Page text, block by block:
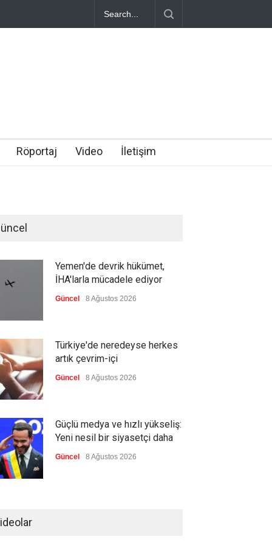
Röportaj Video İletişim
Yemen'de devrik hükümet,
İHA'larla mücadele ediyor
Güncel 8 Ağustos 2026
Türkiye'de neredeyse herkes
artık çevrim-içi
Güncel 8 Ağustos 2026
Güçlü medya ve hızlı yükseliş:
Yeni nesil bir siyasetçi daha
Güncel 8 Ağustos 2026